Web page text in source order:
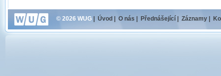
© 2026 WUG Úvod O nás Přednášející Záznamy